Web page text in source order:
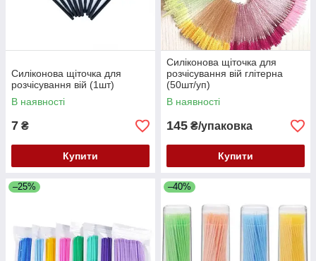
Силіконова щіточка для
розчісування вій (1шт)
В наявності
7 ₴
Купити
Силіконова щіточка для
розчісування вій глітерна
(50шт/уп)
В наявності
145 ₴/упаковка
Купити
–25% –40%